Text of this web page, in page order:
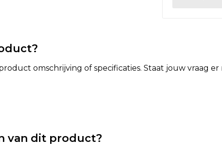
omschrijving of specificaties. Staat jouw vraag er
van dit product?